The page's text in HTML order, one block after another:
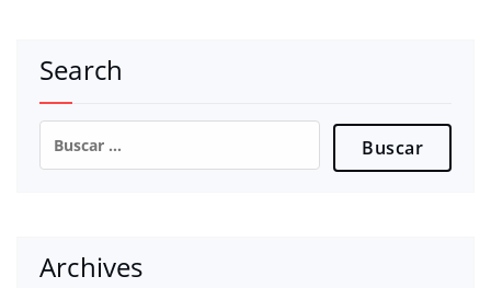
Search
Buscar:
Archives